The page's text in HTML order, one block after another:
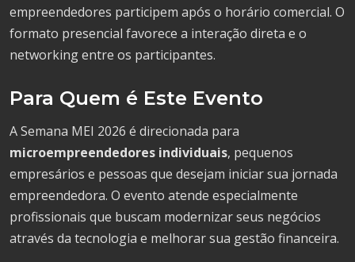
empreendedores participem após o horário comercial. O
formato presencial favorece a interação direta e o
networking entre os participantes.
Para Quem é Este Evento
A Semana MEI 2026 é direcionada para
microempreendedores individuais, pequenos
empresários e pessoas que desejam iniciar sua jornada
empreendedora. O evento atende especialmente
profissionais que buscam modernizar seus negócios
através da tecnologia e melhorar sua gestão financeira.